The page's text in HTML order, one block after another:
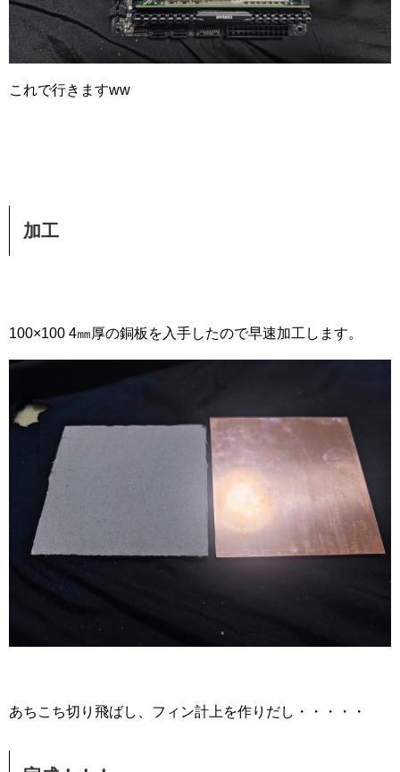
これで行きますww
加工
100×100 4㎜厚の銅板を入手したので早速加工します。
あちこち切り飛ばし、フィン計上を作りだし・・・・・